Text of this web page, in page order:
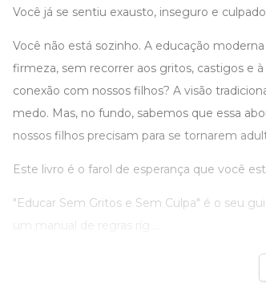
Você já se sentiu exausto, inseguro e
Você não está sozinho. A educação
firmeza, sem recorrer aos gritos, castigos e
conexão com nossos filhos? A visão
medo. Mas, no fundo, sabemos que essa
nossos filhos precisam para se tornarem
Este livro é o farol de esperança que você
"Educar Sem Gritos e Sem Culpa" é o seu